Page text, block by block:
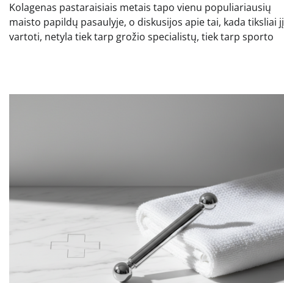
Kolagenas pastaraisiais metais tapo vienu populiariausių
maisto papildų pasaulyje, o diskusijos apie tai, kada tiksliai jį
vartoti, netyla tiek tarp grožio specialistų, tiek tarp sporto